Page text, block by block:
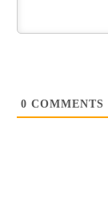
0 COMMENTS